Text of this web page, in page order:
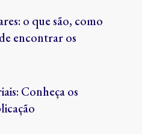
o que são, como
encontrar os
Conheça os